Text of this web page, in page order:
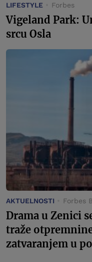
LIFESTYLE Forbes
Vigeland Park:
srcu Osla
AKTUELNOSTI Forbes
Drama u Zenici
traže
zatvaranjem u